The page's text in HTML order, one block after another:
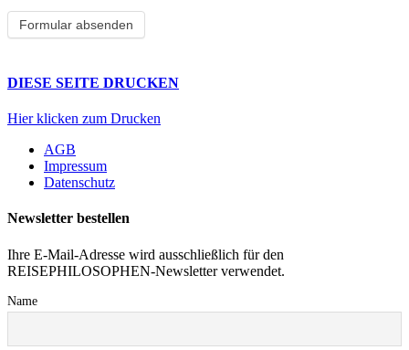
DIESE SEITE DRUCKEN
Hier klicken zum Drucken
AGB
Impressum
Datenschutz
Newsletter bestellen
Ihre E-Mail-Adresse wird ausschließlich für den
REISEPHILOSOPHEN-Newsletter verwendet.
Name